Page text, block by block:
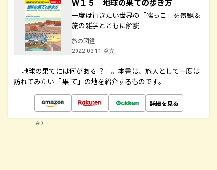
Ｗ１５ 地球の果ての歩き方
一度は行きたい世界の「端っこ」を景観＆
旅の雑学とともに解説
旅の図鑑
2022.03.11 発売
「 地球の果てには何がある ？」。本書は、旅人として一度は
訪れてみたい「 果 て」の地を紹介するものです。
詳細を見る
AD